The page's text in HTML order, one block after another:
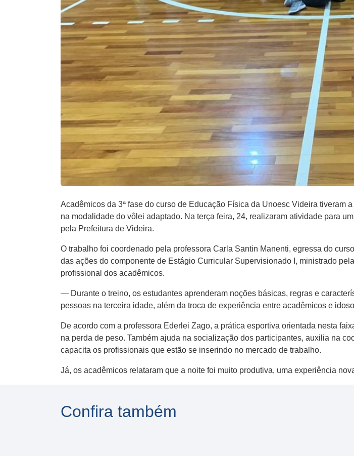
Acadêmicos da 3ª fase do curso de Educação Física da Unoesc Videira tiveram
na modalidade do vôlei adaptado. Na terça feira, 24, realizaram atividade para
pela Prefeitura de Videira.
O trabalho foi coordenado pela professora Carla Santin Manenti, egressa do
das ações do componente de Estágio Curricular Supervisionado I, ministrado
profissional dos acadêmicos.
— Durante o treino, os estudantes aprenderam noções básicas, regras e
pessoas na terceira idade, além da troca de experiência entre acadêmicos e
De acordo com a professora Ederlei Zago, a prática esportiva orientada nesta
na perda de peso. Também ajuda na socialização dos participantes, auxilia na
capacita os profissionais que estão se inserindo no mercado de trabalho.
Já, os acadêmicos relataram que a noite foi muito produtiva, uma experiência
Confira também